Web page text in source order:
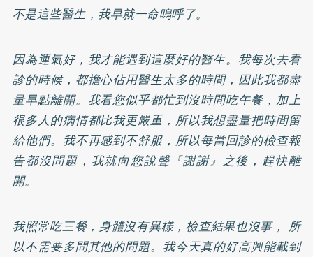
不是這些醫生，我早就一命嗚呼了。
因為運氣好，我才能遇到這麼好的醫生。我每次去看
診的時候，都擔心佔用醫生太多的時間，因此我都盡
量早點離開。我看您似乎都忙到沒時間吃午餐，加上
很多人的病情都比我更嚴重，所以我想盡量把時間留
給他們。我不再感到不舒服，所以每當回診的檢查報
告都沒問題，我就向您說聲『謝謝』之後，趕快離
開。
我照常吃三餐，身體沒有異樣，檢查結果也沒事， 所
以不需要多問其他的問題。我今天真的好高興能載到